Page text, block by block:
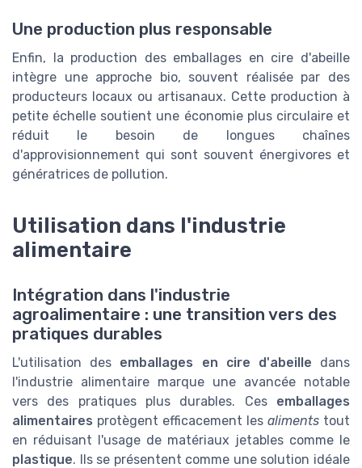
Une production plus responsable
Enfin, la production des emballages en cire d'abeille
intègre une approche bio, souvent réalisée par des
producteurs locaux ou artisanaux. Cette production à
petite échelle soutient une économie plus circulaire et
réduit le besoin de longues chaînes
d'approvisionnement qui sont souvent énergivores et
génératrices de pollution.
Utilisation dans l'industrie
alimentaire
Intégration dans l'industrie
agroalimentaire : une transition vers des
pratiques durables
L'utilisation des emballages en cire d'abeille dans
l'industrie alimentaire marque une avancée notable
vers des pratiques plus durables. Ces emballages
alimentaires protègent efficacement les aliments tout
en réduisant l'usage de matériaux jetables comme le
plastique. Ils se présentent comme une solution idéale